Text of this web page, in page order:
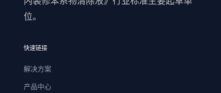
位。
快速链接
解决方案
产品中心